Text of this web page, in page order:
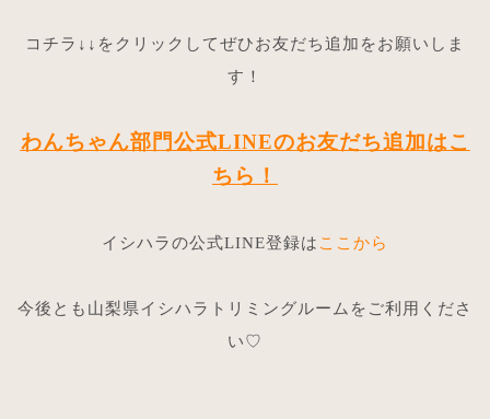
コチラ↓↓をクリックしてぜひお友だち追加をお願いしま
す！
わんちゃん部門公式LINEのお友だち追加はこ
ちら！
イシハラの公式LINE登録は ここから
今後とも山梨県イシハラトリミングルームをご利用くださ
い♡